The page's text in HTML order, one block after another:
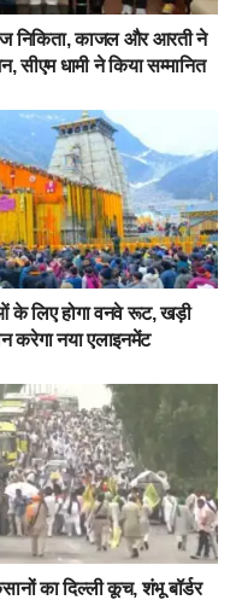
निकिता, काजल और आरती ने
सीएम धामी ने किया सम्मानित
के लिए होगा वनवे रूट, खड़ी
करेगा नया एलाइनमेंट
का दिल्ली कूच, शंभू बॉर्डर